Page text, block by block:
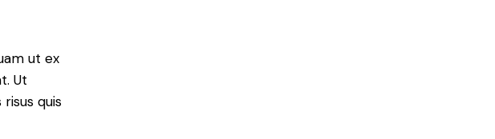
ut ex
Ut
quis